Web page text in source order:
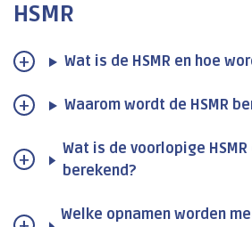
HSMR
Wat is de HSMR en hoe
Waarom wordt de HSMR
Wat is de voorlopige
berekend?
Welke opnamen worden